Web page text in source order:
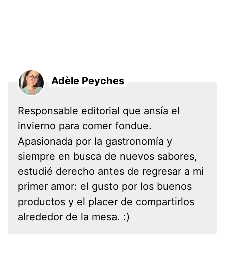
Adèle Peyches
Responsable editorial que ansía el
invierno para comer fondue.
Apasionada por la gastronomía y
siempre en busca de nuevos sabores,
estudié derecho antes de regresar a mi
primer amor: el gusto por los buenos
productos y el placer de compartirlos
alrededor de la mesa. :)